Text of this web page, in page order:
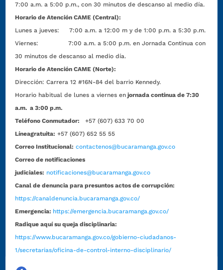
7:00 a.m. a 5:00 p.m., con 30 minutos de descanso al medio día.
Horario de Atención CAME (Central):
Lunes a jueves: 7:00 a.m. a 12:00 m y de 1:00 p.m. a 5:30 p.m.
Viernes: 7:00 a.m. a 5:00 p.m. en Jornada Continua con
30 minutos de descanso al medio día.
Horario de Atención CAME (Norte):
Dirección:Carrera 12 #16N-84 del barrio Kennedy.
Horario habitual de lunes a viernes en jornada continua de 7:30
a.m. a 3:00 p.m.
Teléfono Conmutador:
+57 (607) 633 70 00
Líneagratuita: +57 (607) 652 55 55
Correo Institucional: contactenos@bucaramanga.gov.co
Correo de notificaciones
judiciales: notificaciones@bucaramanga.gov.co
Canal de denuncia para presuntos actos de corrupción:
https://canaldenuncia.bucaramanga.gov.co/
Emergencia: https://emergencia.bucaramanga.gov.co/
Radique aquí su queja disciplinaria:
https://www.bucaramanga.gov.co/gobierno-ciudadanos-
1/secretarias/oficina-de-control-interno-disciplinario/